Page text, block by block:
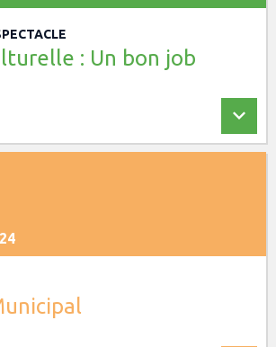
: Un bon job